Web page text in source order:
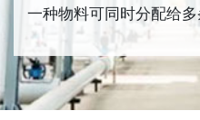
一种物料可同时分配给多